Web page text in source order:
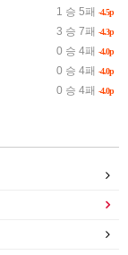
1 승 5패 -4.5p
3 승 7패 -4.3p
0 승 4패 -4.0p
0 승 4패 -4.0p
0 승 4패 -4.0p